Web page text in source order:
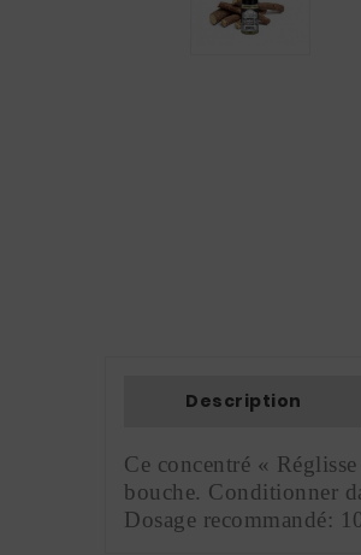
Description
Ce concentré «
bouche. Conditionner
Dosage recommandé: